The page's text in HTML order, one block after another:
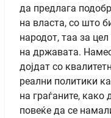
да предлага
на власта, со што
народот, таа за
на државата.
дојдат со
реални политики
на граѓаните, како
повеќе да се